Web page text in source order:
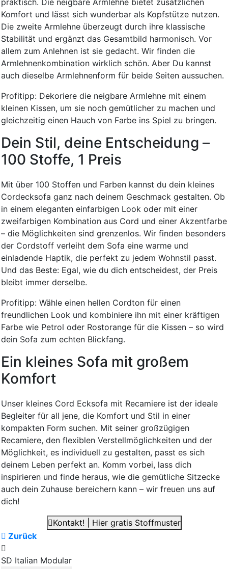
Komfort und lässt sich wunderbar als Kopfstütze nutzen.
Die zweite Armlehne überzeugt durch ihre klassische
Stabilität und ergänzt das Gesamtbild harmonisch. Vor
allem zum Anlehnen ist sie gedacht. Wir finden die
Armlehnenkombination wirklich schön. Aber Du kannst
auch dieselbe Armlehnenform für beide Seiten aussuchen.
Profitipp: Dekoriere die neigbare Armlehne mit einem
kleinen Kissen, um sie noch gemütlicher zu machen und
gleichzeitig einen Hauch von Farbe ins Spiel zu bringen.
Dein Stil, deine Entscheidung –
100 Stoffe, 1 Preis
Mit über 100 Stoffen und Farben kannst du dein kleines
Cordecksofa ganz nach deinem Geschmack gestalten. Ob
in einem eleganten einfarbigen Look oder mit einer
zweifarbigen Kombination aus Cord und einer Akzentfarbe
– die Möglichkeiten sind grenzenlos. Wir finden besonders
der Cordstoff verleiht dem Sofa eine warme und
einladende Haptik, die perfekt zu jedem Wohnstil passt.
Und das Beste: Egal, wie du dich entscheidest, der Preis
bleibt immer derselbe.
Profitipp: Wähle einen hellen Cordton für einen
freundlichen Look und kombiniere ihn mit einer kräftigen
Farbe wie Petrol oder Rostorange für die Kissen – so wird
dein Sofa zum echten Blickfang.
Ein kleines Sofa mit großem
Komfort
Unser kleines Cord Ecksofa mit Recamiere ist der ideale
Begleiter für all jene, die Komfort und Stil in einer
kompakten Form suchen. Mit seiner großzügigen
Recamiere, den flexiblen Verstellmöglichkeiten und der
Möglichkeit, es individuell zu gestalten, passt es sich
deinem Leben perfekt an. Komm vorbei, lass dich
inspirieren und finde heraus, wie die gemütliche Sitzecke
auch dein Zuhause bereichern kann – wir freuen uns auf
dich!
Kontakt! | Hier gratis Stoffmuster
Zurück
SD Italian Modular